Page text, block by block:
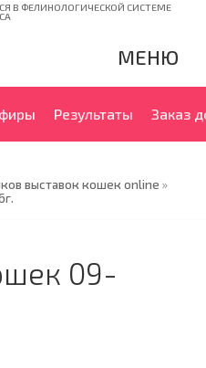
В ФЕЛИНОЛОГИЧЕСКОЙ СИСТЕМЕ
МЕНЮ
Результаты Заказ
выставок кошек online »
09-